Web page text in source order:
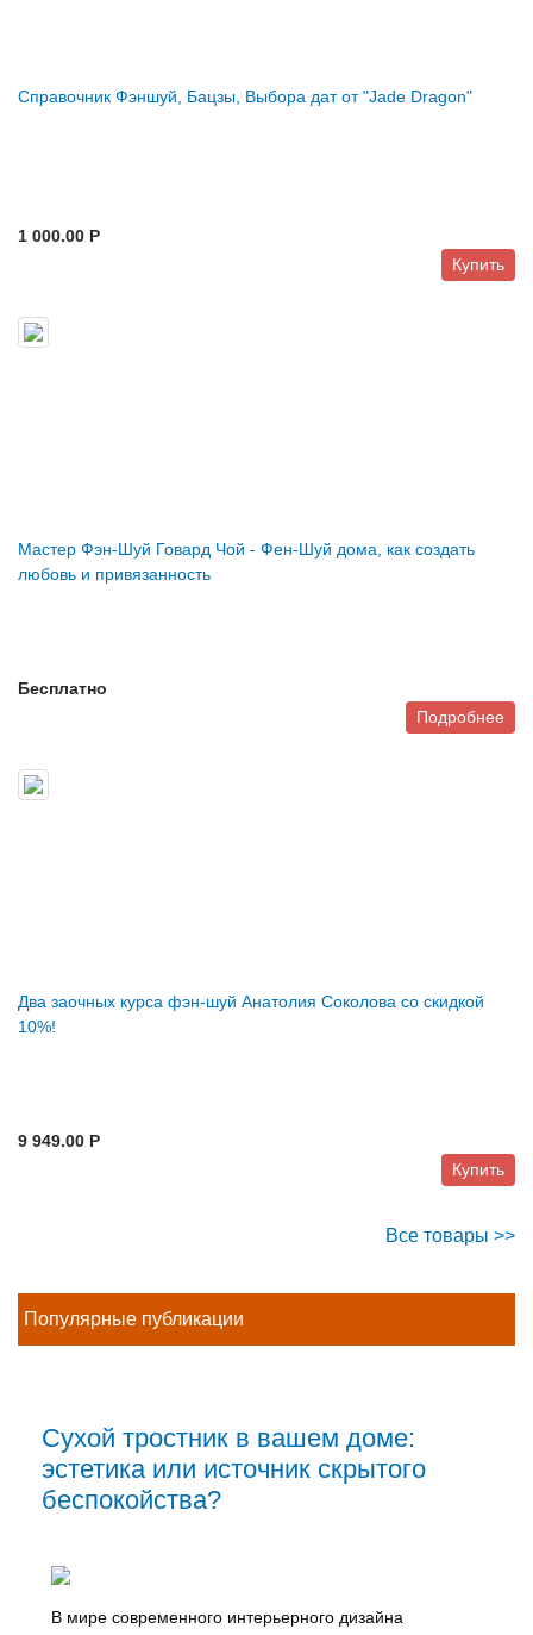
Справочник Фэншуй, Бацзы, Выбора дат от "Jade Dragon"
1 000.00 P
Купить
Мастер Фэн-Шуй Говард Чой - Фен-Шуй дома, как создать
любовь и привязанность
Бесплатно
Подробнее
Два заочных курса фэн-шуй Анатолия Соколова со скидкой
10%!
9 949.00 P
Купить
Все товары >>
Популярные публикации
Сухой тростник в вашем доме:
эстетика или источник скрытого
беспокойства?
В мире современного интерьерного дизайна